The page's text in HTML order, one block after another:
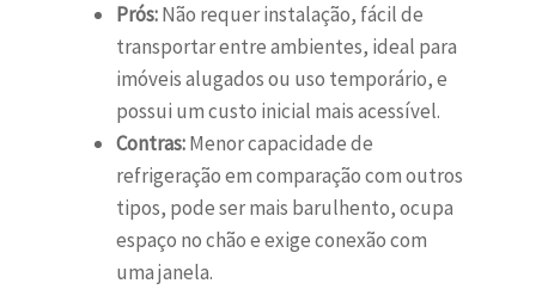
Prós:Não requer instalação, fácil de
transportar entre ambientes, ideal para
imóveis alugados ou uso temporário, e
possui um custo inicial mais acessível.
Contras:Menor capacidade de
refrigeração em comparação com outros
tipos, pode ser mais barulhento, ocupa
espaço no chão e exige conexão com
uma janela.